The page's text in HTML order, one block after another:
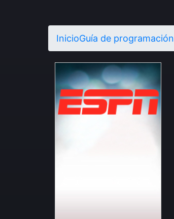
InicioGuía de programación